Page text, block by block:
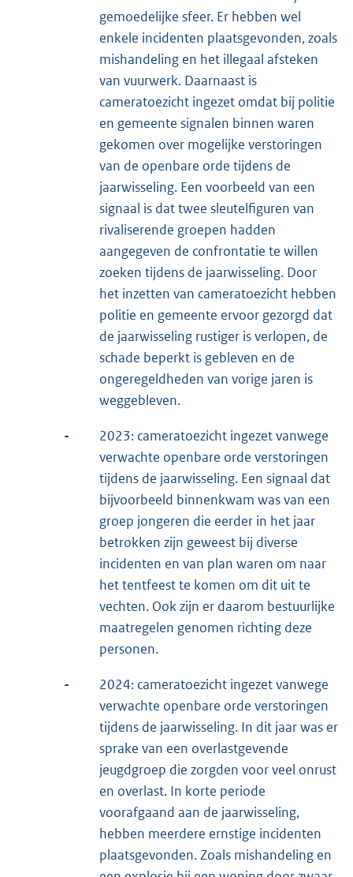
gemoedelijke sfeer. Er hebben wel
enkele incidenten plaatsgevonden, zoals
mishandeling en het illegaal afsteken
van vuurwerk. Daarnaast is
cameratoezicht ingezet omdat bij politie
en gemeente signalen binnen waren
gekomen over mogelijke verstoringen
van de openbare orde tijdens de
jaarwisseling. Een voorbeeld van een
signaal is dat twee sleutelfiguren van
rivaliserende groepen hadden
aangegeven de confrontatie te willen
zoeken tijdens de jaarwisseling. Door
het inzetten van cameratoezicht hebben
politie en gemeente ervoor gezorgd dat
de jaarwisseling rustiger is verlopen, de
schade beperkt is gebleven en de
ongeregeldheden van vorige jaren is
weggebleven.
-
2023: cameratoezicht ingezet vanwege
verwachte openbare orde verstoringen
tijdens de jaarwisseling. Een signaal dat
bijvoorbeeld binnenkwam was van een
groep jongeren die eerder in het jaar
betrokken zijn geweest bij diverse
incidenten en van plan waren om naar
het tentfeest te komen om dit uit te
vechten. Ook zijn er daarom bestuurlijke
maatregelen genomen richting deze
personen.
-
2024: cameratoezicht ingezet vanwege
verwachte openbare orde verstoringen
tijdens de jaarwisseling. In dit jaar was er
sprake van een overlastgevende
jeugdgroep die zorgden voor veel onrust
en overlast. In korte periode
voorafgaand aan de jaarwisseling,
hebben meerdere ernstige incidenten
plaatsgevonden. Zoals mishandeling en